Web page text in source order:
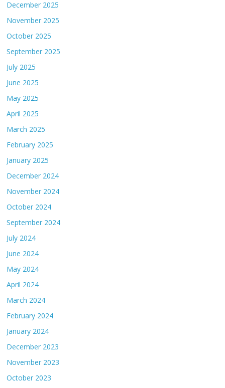
December 2025
November 2025
October 2025
September 2025
July 2025
June 2025
May 2025
April 2025
March 2025
February 2025
January 2025
December 2024
November 2024
October 2024
September 2024
July 2024
June 2024
May 2024
April 2024
March 2024
February 2024
January 2024
December 2023
November 2023
October 2023